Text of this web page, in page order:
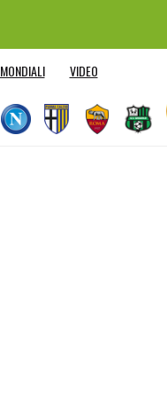
MONDIALI VIDEO